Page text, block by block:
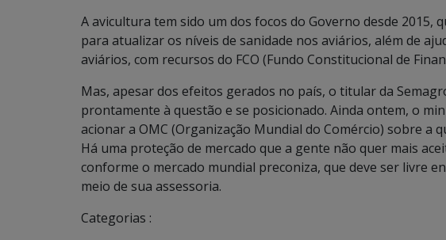
A avicultura tem sido um dos focos do Governo desde
para atualizar os níveis de sanidade nos aviários, além de
aviários, com recursos do FCO (Fundo Constitucional de
Mas, apesar dos efeitos gerados no país, o titular da
prontamente à questão e se posicionado. Ainda ontem, o
acionar a OMC (Organização Mundial do Comércio) sobre a
Há uma proteção de mercado que a gente não quer mais
conforme o mercado mundial preconiza, que deve ser livre
meio de sua assessoria.
Categorias :